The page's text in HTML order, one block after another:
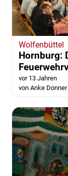
Wolfenbüttel
Hornburg:
vor 13 Jahren
von Anke Donner